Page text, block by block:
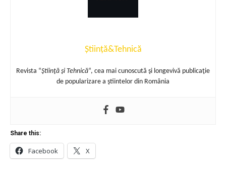
Știință&Tehnică
Revista “Ştiinţă şi Tehnică“, cea mai cunoscută şi longevivă publicaţie
de popularizare a ştiintelor din România
Share this:
Facebook X